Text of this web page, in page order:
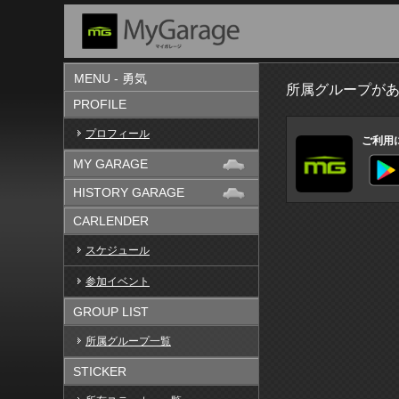
MENU - 勇気
PROFILE
プロフィール
MY GARAGE
HISTORY GARAGE
CARLENDER
スケジュール
参加イベント
GROUP LIST
所属グループ一覧
STICKER
所属グループが
ご利用